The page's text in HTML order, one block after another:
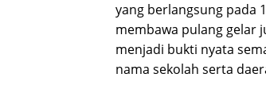
yang berlangsung pada
membawa pulang gelar
menjadi bukti nyata
nama sekolah serta